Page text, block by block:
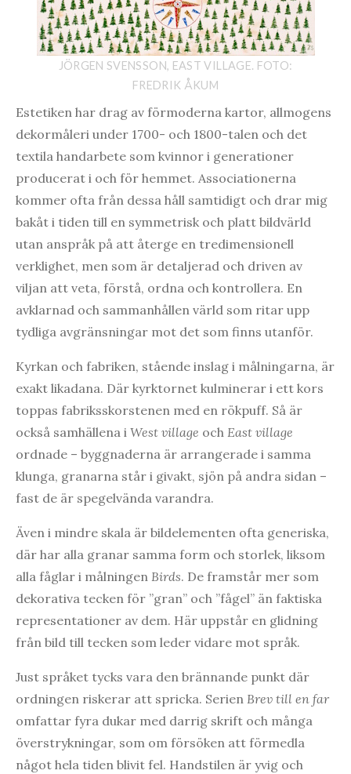
JÖRGEN SVENSSON, EAST VILLAGE. FOTO:
FREDRIK ÅKUM
Estetiken har drag av förmoderna kartor, allmogens
dekormåleri under 1700- och 1800-talen och det
textila handarbete som kvinnor i generationer
producerat i och för hemmet. Associationerna
kommer ofta från dessa håll samtidigt och drar mig
bakåt i tiden till en symmetrisk och platt bildvärld
utan anspråk på att återge en tredimensionell
verklighet, men som är detaljerad och driven av
viljan att veta, förstå, ordna och kontrollera. En
avklarnad och sammanhållen värld som ritar upp
tydliga avgränsningar mot det som finns utanför.
Kyrkan och fabriken, stående inslag i målningarna, är
exakt likadana. Där kyrktornet kulminerar i ett kors
toppas fabriksskorstenen med en rökpuff. Så är
också samhällena i West village och East village
ordnade – byggnaderna är arrangerade i samma
klunga, granarna står i givakt, sjön på andra sidan –
fast de är spegelvända varandra.
Även i mindre skala är bildelementen ofta generiska,
där har alla granar samma form och storlek, liksom
alla fåglar i målningen Birds. De framstår mer som
dekorativa tecken för ”gran” och ”fågel” än faktiska
representationer av dem. Här uppstår en glidning
från bild till tecken som leder vidare mot språk.
Just språket tycks vara den brännande punkt där
ordningen riskerar att spricka. Serien Brev till en far
omfattar fyra dukar med darrig skrift och många
överstrykningar, som om försöken att förmedla
något hela tiden blivit fel. Handstilen är yvig och